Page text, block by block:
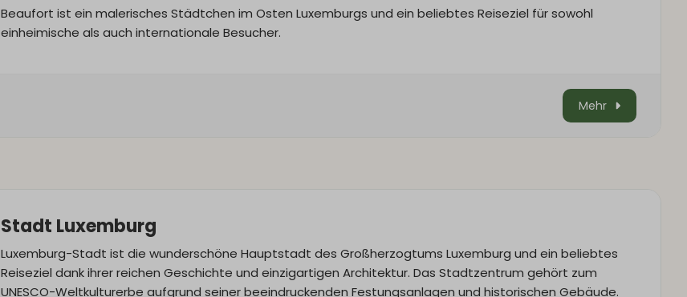
Beaufort ist ein malerisches Städtchen im Osten Luxemburgs und ein beliebtes Reiseziel für sowohl
einheimische als auch internationale Besucher.
Mehr
Stadt Luxemburg
Luxemburg-Stadt ist die wunderschöne Hauptstadt des Großherzogtums Luxemburg und ein beliebtes
Reiseziel dank ihrer reichen Geschichte und einzigartigen Architektur. Das Stadtzentrum gehört zum
UNESCO-Weltkulturerbe aufgrund seiner beeindruckenden Festungsanlagen und historischen Gebäude.